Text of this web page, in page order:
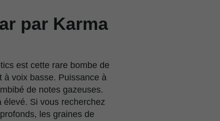
par Karma
est cette rare bombe de
à voix basse. Puissance à
de notes gazeuses.
Si vous recherchez
les graines de